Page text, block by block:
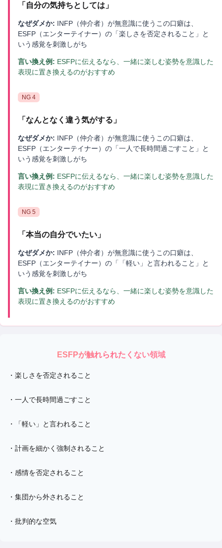
「 自分の気持ちとしては 」
なぜダメか: INFP（仲介者）が無意識に使うこの口癖は、
ESFP（エンターテイナー）の「楽しさを否定されること」と
いう感覚を刺激しがち
言い換え例: ESFPに伝えるなら、一緒に楽しむ姿勢を意識した
表現に置き換えるのがおすすめ
NG 4
「 なんとなく違う気がする 」
なぜダメか: INFP（仲介者）が無意識に使うこの口癖は、
ESFP（エンターテイナー）の「一人で長時間過ごすこと」と
いう感覚を刺激しがち
言い換え例: ESFPに伝えるなら、一緒に楽しむ姿勢を意識した
表現に置き換えるのがおすすめ
NG 5
「 本当の自分でいたい 」
なぜダメか: INFP（仲介者）が無意識に使うこの口癖は、
ESFP（エンターテイナー）の「「軽い」と言われること」と
いう感覚を刺激しがち
言い換え例: ESFPに伝えるなら、一緒に楽しむ姿勢を意識した
表現に置き換えるのがおすすめ
ESFPが触れられたくない領域
・ 楽しさを否定されること
・ 一人で長時間過ごすこと
・ 「軽い」と言われること
・ 計画を細かく強制されること
・ 感情を否定されること
・ 集団から外されること
・ 批判的な空気